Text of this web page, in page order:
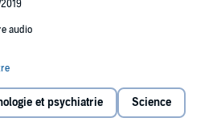
l'humain, de ses aspirations et de ses
homo biologicus en décalage avec
pour le meilleur.
et psychiatrie Science